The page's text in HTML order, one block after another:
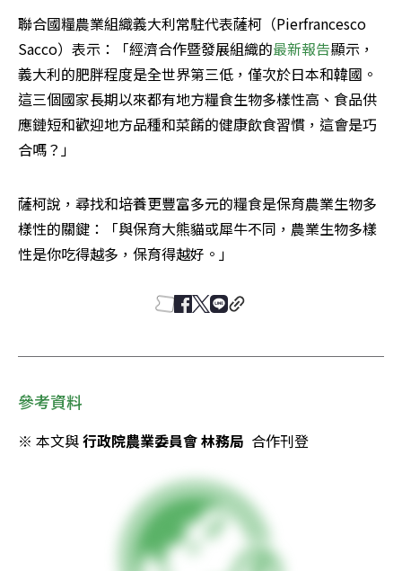
聯合國糧農業組織義大利常駐代表薩柯（Pierfrancesco
Sacco）表示：「經濟合作暨發展組織的最新報告顯示，
義大利的肥胖程度是全世界第三低，僅次於日本和韓國。
這三個國家長期以來都有地方糧食生物多樣性高、食品供
應鏈短和歡迎地方品種和菜餚的健康飲食習慣，這會是巧
合嗎？」
薩柯說，尋找和培養更豐富多元的糧食是保育農業生物多
樣性的關鍵：「與保育大熊貓或犀牛不同，農業生物多樣
性是你吃得越多，保育得越好。」
參考資料
※ 本文與 行政院農業委員會 林務局 合作刊登